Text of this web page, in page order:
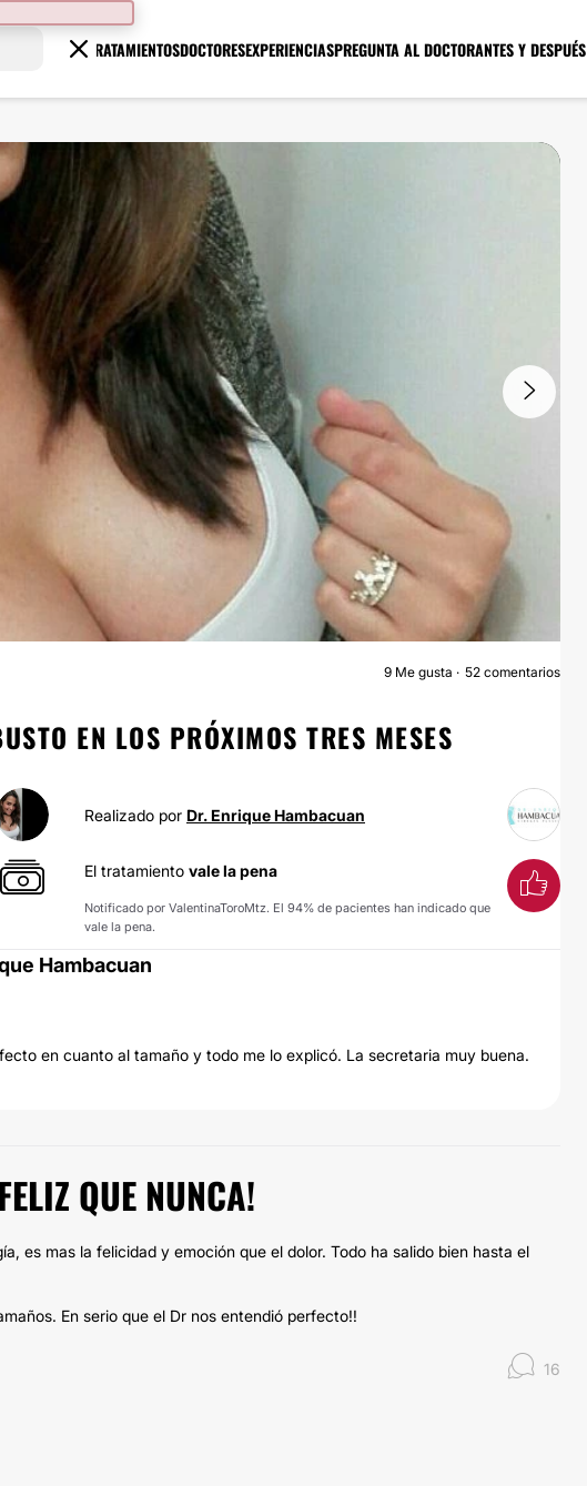
TRATAMIENTOSDOCTORESEXPERIENCIASPREGUNTA AL DOCTORANTES Y DESPUÉS
AUMENTO DE BUSTO
9 Me gusta 52 comentarios
EN LOS PRÓXIMOS TRES MESES
Realizado por Dr. Enrique Hambacuan
El tratamiento vale la pena
Notificado por ValentinaToroMtz. El 94% de pacientes han indicado que
vale la pena.
Hambacuan
en cuanto al tamaño y todo me lo explicó. La secretaria muy buena.
QUE NUNCA!
es mas la felicidad y emoción que el dolor. Todo ha salido bien hasta el
En serio que el Dr nos entendió perfecto!!
16